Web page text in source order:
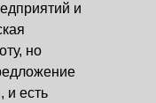
и
но
и есть